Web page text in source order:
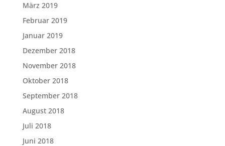
März 2019
Februar 2019
Januar 2019
Dezember 2018
November 2018
Oktober 2018
September 2018
August 2018
Juli 2018
Juni 2018